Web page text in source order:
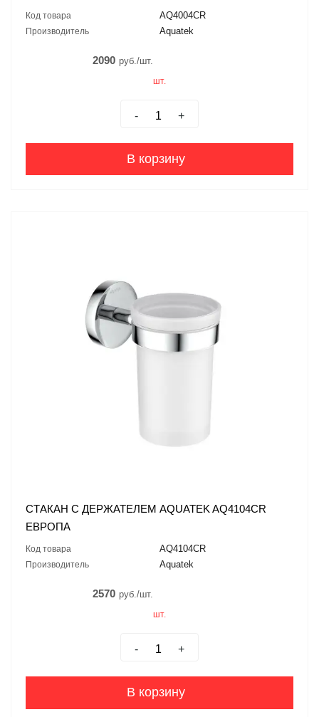
Код товара AQ4004CR
Производитель Aquatek
2090 руб./шт.
шт.
- +
В корзину
СТАКАН С ДЕРЖАТЕЛЕМ AQUATEK AQ4104CR
ЕВРОПА
Код товара AQ4104CR
Производитель Aquatek
2570 руб./шт.
шт.
- +
В корзину